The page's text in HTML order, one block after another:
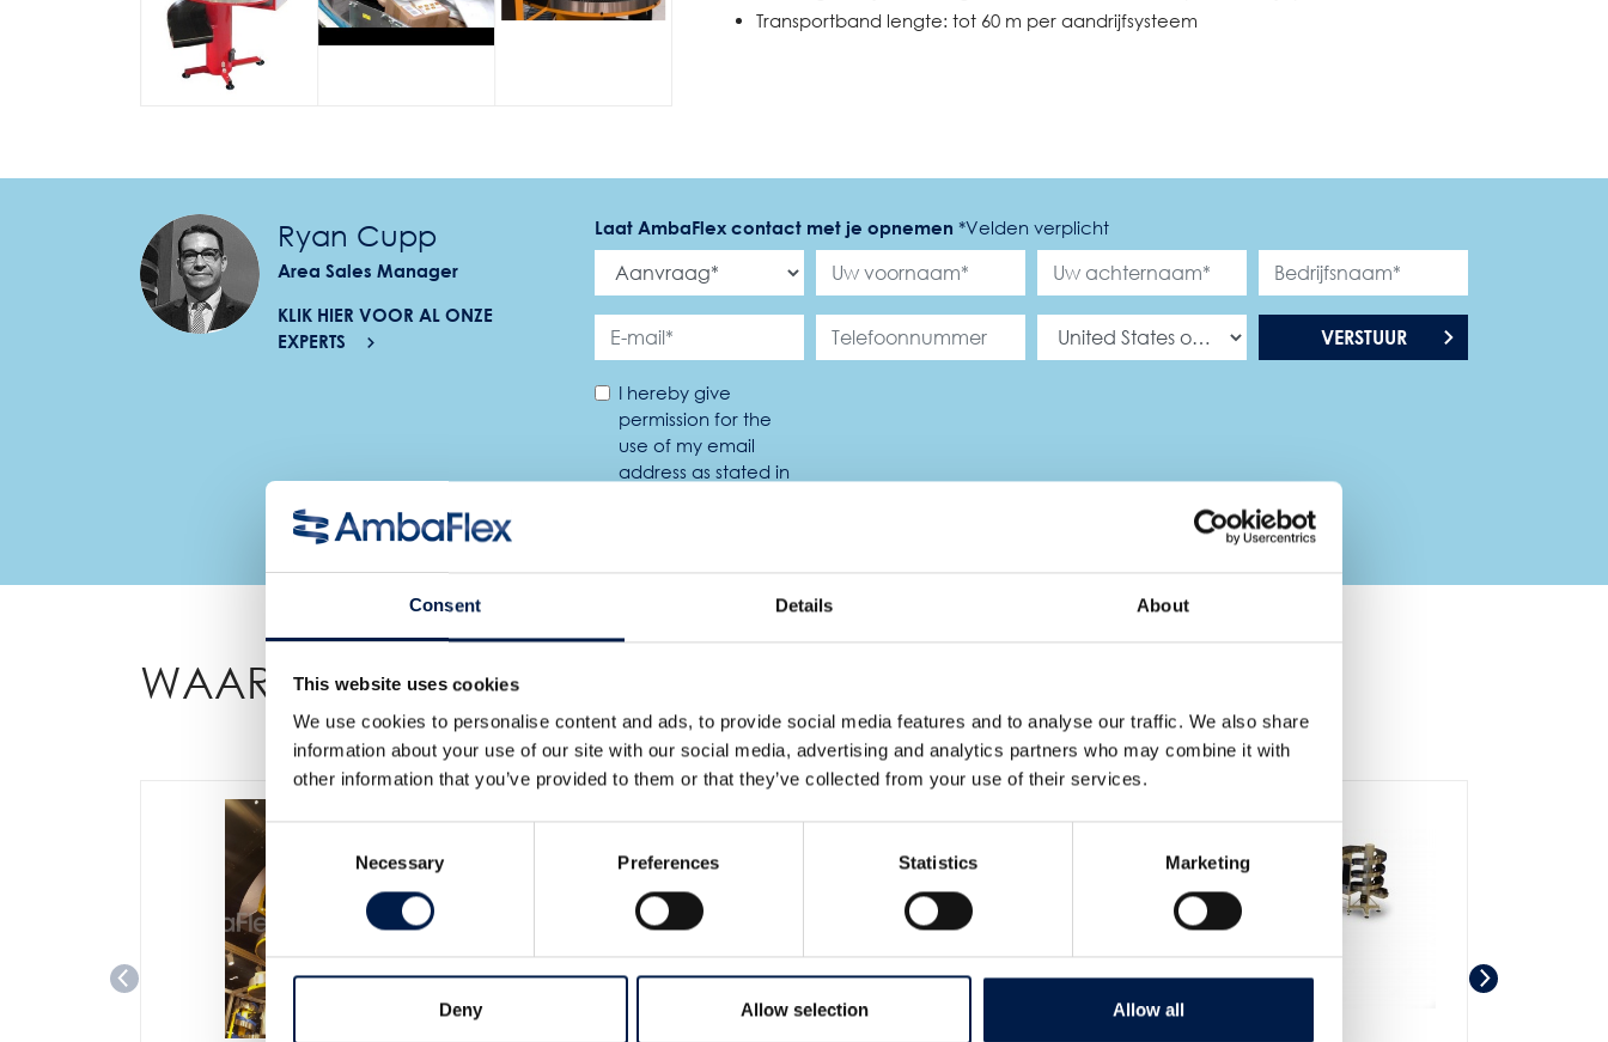
Consent Details About
This website uses cookies
We use cookies to personalise content and ads, to provide social media features and to analyse our traffic. We also share
information about your use of our site with our social media, advertising and analytics partners who may combine it with
other information that you’ve provided to them or that they’ve collected from your use of their services.
Consent
Selection
Necessary Preferences Statistics Marketing
Deny Allow selection Allow all
Transportband lengte: tot 60 m per aandrijfsysteem
Ryan Cupp
Area Sales Manager
KLIK HIER VOOR AL ONZE
EXPERTS
Laat AmbaFlex contact met je opnemen *Velden verplicht
VERSTUUR
I hereby give
permission for the
use of my email
address as stated in
WAARDETOEVOEGENDE FUNCTIES